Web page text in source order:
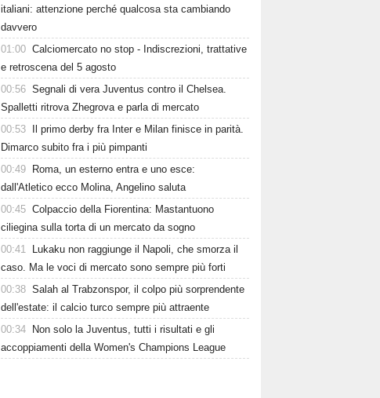
italiani: attenzione perché qualcosa sta cambiando
davvero
01:00 Calciomercato no stop - Indiscrezioni, trattative
e retroscena del 5 agosto
00:56 Segnali di vera Juventus contro il Chelsea.
Spalletti ritrova Zhegrova e parla di mercato
00:53
Il primo derby fra Inter e Milan finisce in parità.
Dimarco subito fra i più pimpanti
00:49
Roma, un esterno entra e uno esce:
dall'Atletico ecco Molina, Angelino saluta
00:45 Colpaccio della Fiorentina: Mastantuono
ciliegina sulla torta di un mercato da sogno
00:41
Lukaku non raggiunge il Napoli, che smorza il
caso. Ma le voci di mercato sono sempre più forti
00:38 Salah al Trabzonspor, il colpo più sorprendente
dell'estate: il calcio turco sempre più attraente
00:34
Non solo la Juventus, tutti i risultati e gli
accoppiamenti della Women's Champions League